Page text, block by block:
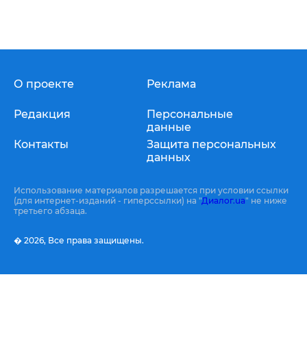
О проекте
Редакция
Контакты
Реклама
Персональные
данные
Защита персональных
данных
Использование материалов разрешается при условии ссылки
(для интернет-изданий - гиперссылки) на "Диалог.ua" не ниже
третьего абзаца.
� 2026, Все права защищены.